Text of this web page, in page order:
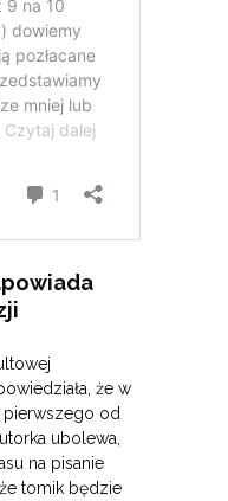
że w
pierwszego od
ubolewa,
na pisanie
tomik będzie